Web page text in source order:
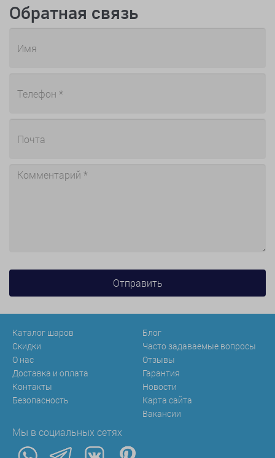
Обратная связь
Каталог шаров
Скидки
О нас
Доставка и оплата
Контакты
Безопасность
Блог
Часто задаваемые вопросы
Отзывы
Гарантия
Новости
Карта сайта
Вакансии
Мы в социальных сетях